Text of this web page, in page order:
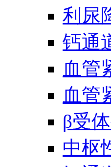
利尿
钙通
血管
血管
β受
中枢